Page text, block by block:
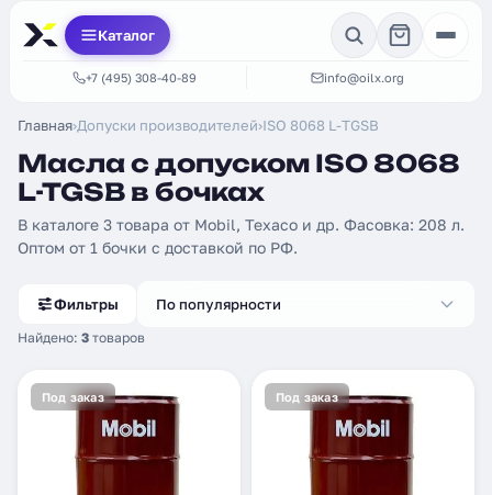
Каталог
+7 (495) 308-40-89 info@oilx.org
Главная›Допуски производителей›ISO 8068 L-TGSB
Масла с допуском ISO 8068
L-TGSB в бочках
В каталоге 3 товара от Mobil, Texaco и др. Фасовка: 208 л.
Оптом от 1 бочки с доставкой по РФ.
Фильтры
Найдено: 3 товаров
По популярности
Под заказ Под заказ